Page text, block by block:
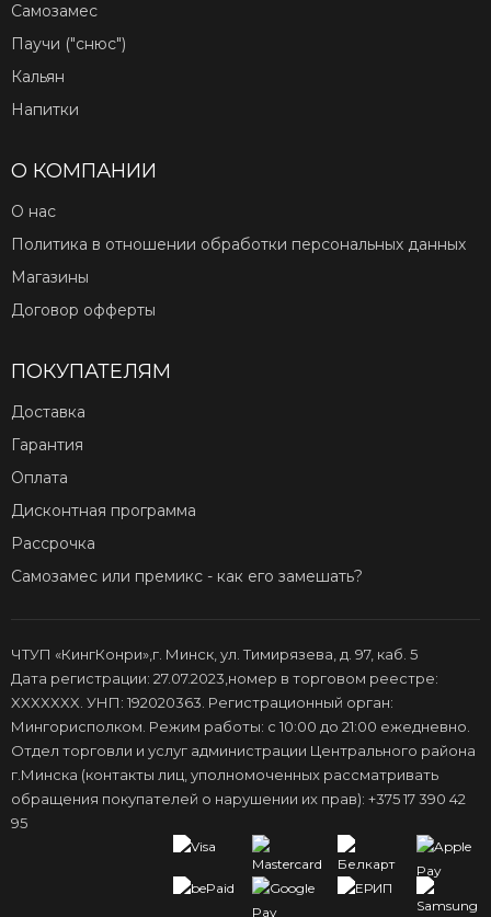
Самозамес
Паучи ("снюс")
Кальян
Напитки
О КОМПАНИИ
О нас
Политика в отношении обработки персональных данных
Магазины
Договор офферты
ПОКУПАТЕЛЯМ
Доставка
Гарантия
Оплата
Дисконтная программа
Рассрочка
Самозамес или премикс - как его замешать?
ЧТУП «КингКонри»,г. Минск, ул. Тимирязева, д. 97, каб. 5
Дата регистрации: 27.07.2023,номер в торговом реестре:
XXXXXXX. УНП: 192020363. Регистрационный орган:
Мингорисполком. Режим работы: с 10:00 до 21:00 ежедневно.
Отдел торговли и услуг администрации Центрального района
г.Минска (контакты лиц, уполномоченных рассматривать
обращения покупателей о нарушении их прав): +375 17 390 42
95